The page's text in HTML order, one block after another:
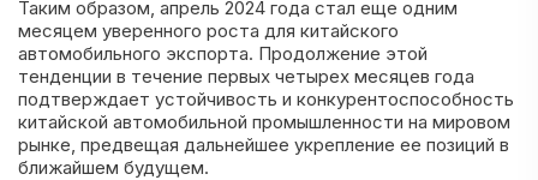
Таким образом, апрель 2024 года стал еще одним
месяцем уверенного роста для китайского
автомобильного экспорта. Продолжение этой
тенденции в течение первых четырех месяцев года
подтверждает устойчивость и конкурентоспособность
китайской автомобильной промышленности на мировом
рынке, предвещая дальнейшее укрепление ее позиций в
ближайшем будущем.